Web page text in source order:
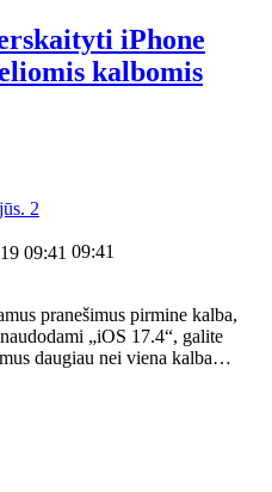
iPhone
kalbomis
2
09:41
pranešimus pirmine kalba,
„iOS 17.4“, galite
daugiau nei viena kalba…